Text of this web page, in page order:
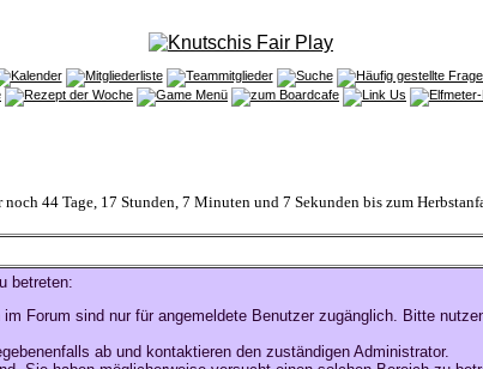
noch 44 Tage, 17 Stunden, 7 Minuten und 7 Sekunden bis zum
betreten:
Forum sind nur für angemeldete Benutzer zugänglich. Bitte
ab und kontaktieren den zuständigen Administrator.